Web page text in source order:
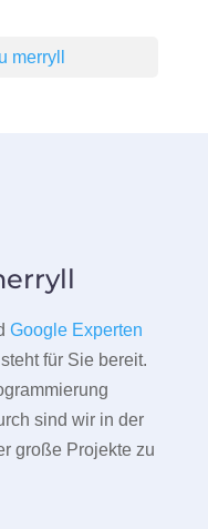
merryll
Google Experten
für Sie bereit.
sind wir in der
große Projekte zu